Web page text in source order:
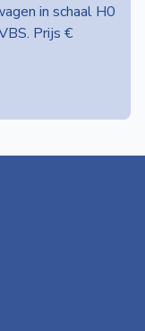
in schaal H0
Prijs €